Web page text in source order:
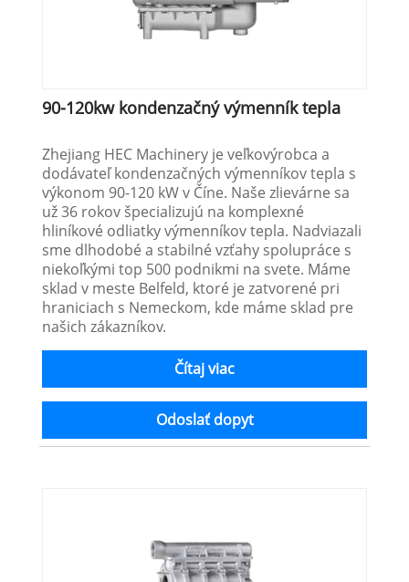
90-120kw kondenzačný výmenník tepla
Zhejiang HEC Machinery je veľkovýrobca a
dodávateľ kondenzačných výmenníkov tepla s
výkonom 90-120 kW v Číne. Naše zlievárne sa
už 36 rokov špecializujú na komplexné
hliníkové odliatky výmenníkov tepla. Nadviazali
sme dlhodobé a stabilné vzťahy spolupráce s
niekoľkými top 500 podnikmi na svete. Máme
sklad v meste Belfeld, ktoré je zatvorené pri
hraniciach s Nemeckom, kde máme sklad pre
našich zákazníkov.
Čítaj viac
Odoslať dopyt